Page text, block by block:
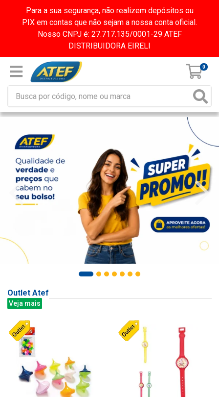
Para a sua segurança, não realizem depósitos ou
PIX em contas que não sejam a nossa conta oficial.
Nosso CNPJ é: 27.717.135/0001-29 ATEF
DISTRIBUIDORA EIRELI
0
Outlet Atef
Veja mais